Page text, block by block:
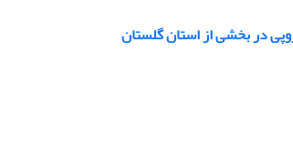
در بخشی از استان گلستان